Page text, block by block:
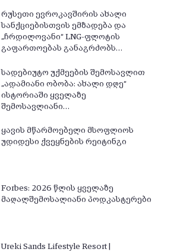
რუსეთი ევროკავშირის ახალი
სანქციებისთვის ემზადება და
„ჩრდილოვანი“ LNG-ფლოტის
გაფართოებას განაგრძობს…
სადებიუტო უქმეების შემოსავლით
„ადამიანი ობობა: ახალი დღე“
ისტორიაში ყველაზე
შემოსავლიანი…
ყავის მწარმოებელი მსოფლიოს
უდიდესი ქვეყნების რეიტინგი
Forbes: 2026 წლის ყველაზე
მაღალშემოსალიანი პოდკასტერები
Ureki Sands Lifestyle Resort |